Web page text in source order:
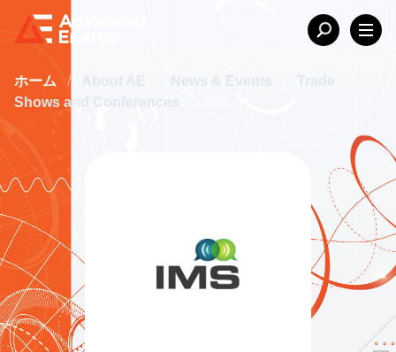
ホーム / About AE News & Events
Trade
Shows and Conferences